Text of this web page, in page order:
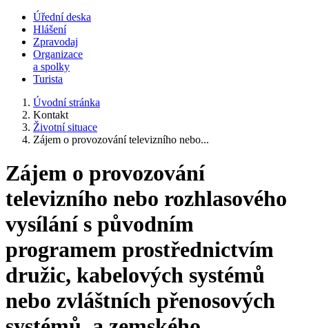
Úřední deska
Hlášení
Zpravodaj
Organizace
a spolky
Turista
Úvodní stránka
Kontakt
Životní situace
Zájem o provozování televizního nebo...
Zájem o provozování
televizního nebo rozhlasového
vysílání s původním
programem prostřednictvím
družic, kabelových systémů
nebo zvláštních přenosových